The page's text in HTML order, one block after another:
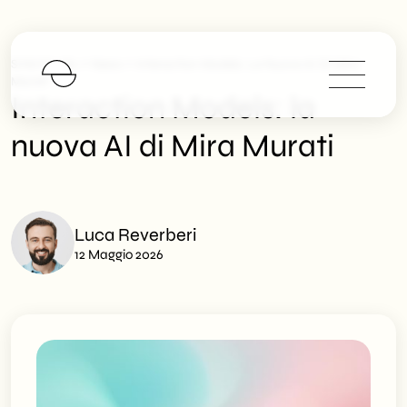
SHM Studio
Interaction Models: La Nuova AI Di Mira
Interaction Models: la
nuova AI di Mira Murati
Luca Reverberi
12 Maggio 2026